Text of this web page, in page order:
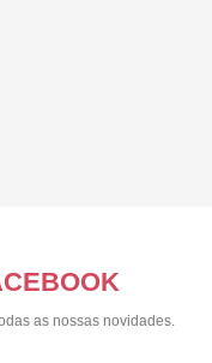
as nossas novidades.